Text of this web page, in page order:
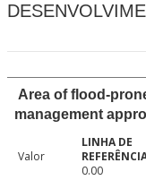
Area of flood-
management
Valor
0.00